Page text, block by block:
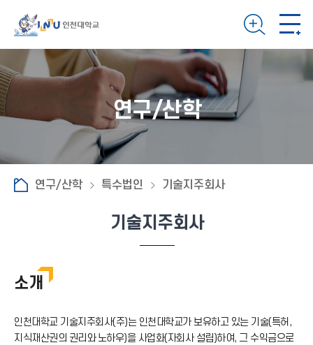
연구/산학
연구/산학 특수법인 기술지주회사
기술지주회사
소개
인천대학교 기술지주회사(주)는 인천대학교가 보유하고 있는 기술(특허,
지식재산권의 권리와 노하우)을 사업화(자회사 설립)하여, 그 수익금으로